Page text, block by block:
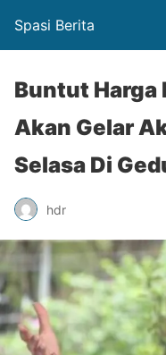
Spasi Berita
Buntut Harga
Akan Gelar
Selasa Di
hdr